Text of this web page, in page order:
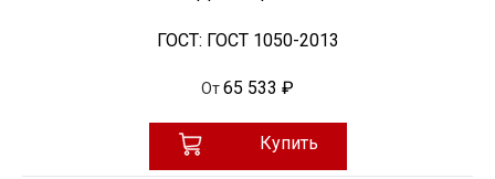
ГОСТ: ГОСТ 1050-2013
От65 533 ₽
Купить